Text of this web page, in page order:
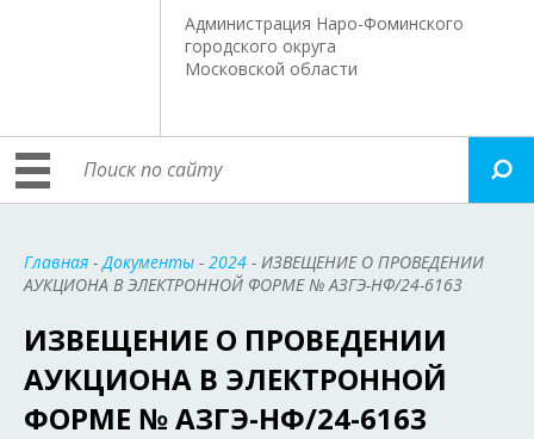
Администрация Наро-Фоминского
городского округа
Московской области
Главная -Документы - 2024 - ИЗВЕЩЕНИЕ О ПРОВЕДЕНИИ
АУКЦИОНА В ЭЛЕКТРОННОЙ ФОРМЕ № АЗГЭ-НФ/24-6163
ИЗВЕЩЕНИЕ О ПРОВЕДЕНИИ
АУКЦИОНА В ЭЛЕКТРОННОЙ
ФОРМЕ № АЗГЭ-НФ/24-6163